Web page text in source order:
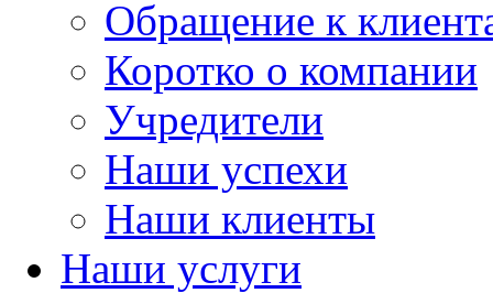
Обращение к
Коротко о компании
Учредители
Наши успехи
Наши клиенты
Наши услуги